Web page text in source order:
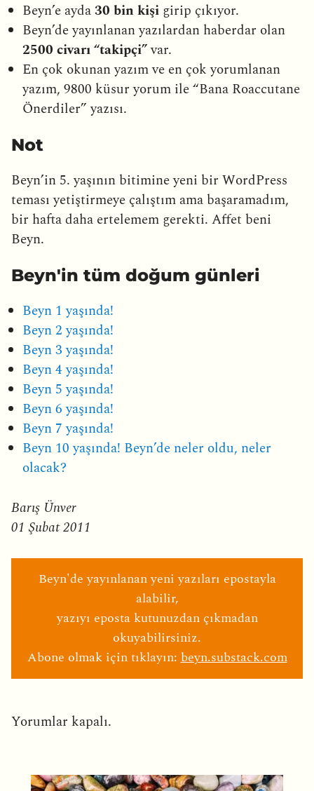
Beyn’e ayda30 bin kişi girip çıkıyor.
Beyn’de yayınlanan yazılardan haberdar olan
2500 civarı “takipçi”var.
En çok okunan yazım ve en çok yorumlanan
yazım, 9800 küsur yorum ile “Bana Roaccutane
Önerdiler” yazısı.
Not
Beyn’in 5. yaşının bitimine yeni bir WordPress
teması yetiştirmeye çalıştım ama başaramadım,
bir hafta daha ertelemem gerekti. Affet beni
Beyn.
Beyn'in tüm doğum günleri
Beyn 1 yaşında!
Beyn 2 yaşında!
Beyn 3 yaşında!
Beyn 4 yaşında!
Beyn 5 yaşında!
Beyn 6 yaşında!
Beyn 7 yaşında!
Beyn 10 yaşında! Beyn’de neler oldu, neler
olacak?
Barış Ünver
01 Şubat 2011
Beyn'de yayınlanan yeni yazıları epostayla
alabilir,
yazıyı eposta kutunuzdan çıkmadan
okuyabilirsiniz.
Abone olmak için tıklayın:beyn.substack.com
Yorumlar kapalı.